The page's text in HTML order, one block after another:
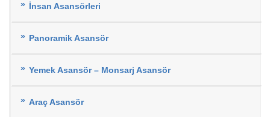
İnsan Asansörleri
Panoramik Asansör
Yemek Asansör – Monsarj Asansör
Araç Asansör